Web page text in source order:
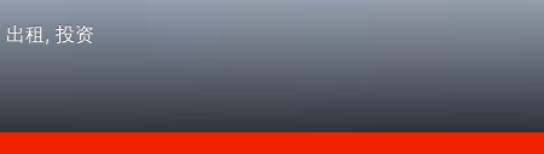
出租, 投资